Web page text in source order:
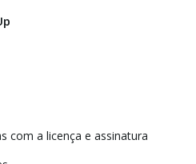
com a licença e assinatura